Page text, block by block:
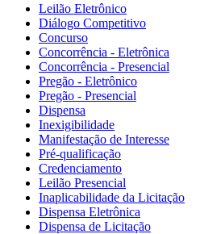
Leilão Eletrônico
Diálogo Competitivo
Concurso
Concorrência - Eletrônica
Concorrência - Presencial
Pregão - Eletrônico
Pregão - Presencial
Dispensa
Inexigibilidade
Manifestação de Interesse
Pré-qualificação
Credenciamento
Leilão Presencial
Inaplicabilidade da Licitação
Dispensa Eletrônica
Dispensa de Licitação